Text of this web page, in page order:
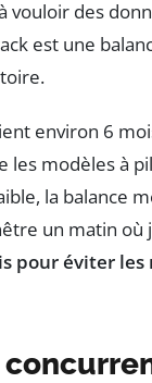
vouloir des
est une
environ 6
modèles à
la balance
un matin où
pour éviter les